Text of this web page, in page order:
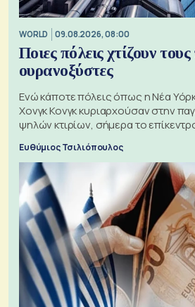
WORLD 09.08.2026, 08:00
Ποιες πόλεις χτίζουν
ουρανοξύστες
Ενώ κάποτε πόλεις όπως η Νέα
Χονγκ Κονγκ κυριαρχούσαν στην
ψηλών κτιρίων, σήμερα το
Ευθύμιος Τσιλιόπουλος